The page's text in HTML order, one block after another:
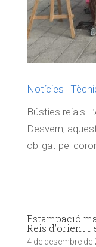
Notícies |
Bústies reials
Desvern,
obligat pel
Estampació
Reis d’orient i
4 de desembre de